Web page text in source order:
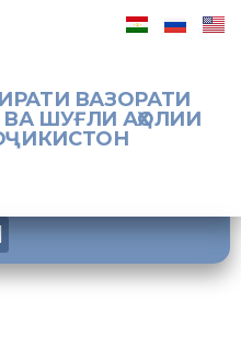
ВАЗОРАТИ
ВА ШУҒЛИ АҲОЛИИ